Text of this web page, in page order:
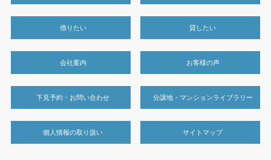
借りたい 貸したい
会社案内 お客様の声
下見予約・お問い合わせ 分譲地・マンションライブラリー
個人情報の取り扱い サイトマップ